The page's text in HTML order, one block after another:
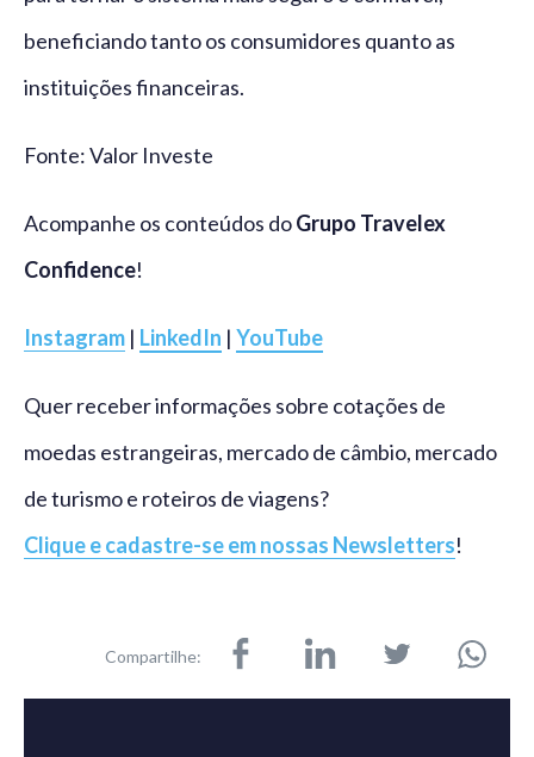
beneficiando tanto os consumidores quanto as
instituições financeiras.
Fonte: Valor Investe
Acompanhe os conteúdos doGrupo Travelex
Confidence!
Instagram | LinkedIn | YouTube
Quer receber informações sobre cotações de
moedas estrangeiras, mercado de câmbio, mercado
de turismo e roteiros de viagens?
Clique e cadastre-se em nossas Newsletters!
Compartilhe: